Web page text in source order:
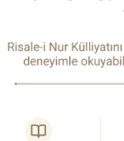
Bu